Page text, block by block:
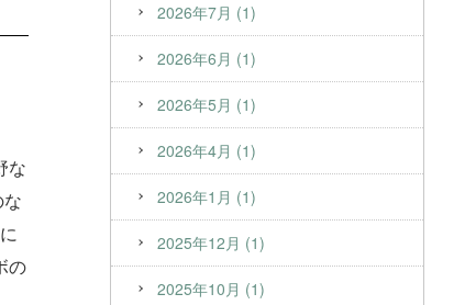
な
の
2026年7月 (1)
2026年6月 (1)
2026年5月 (1)
2026年4月 (1)
2026年1月 (1)
2025年12月 (1)
2025年10月 (1)